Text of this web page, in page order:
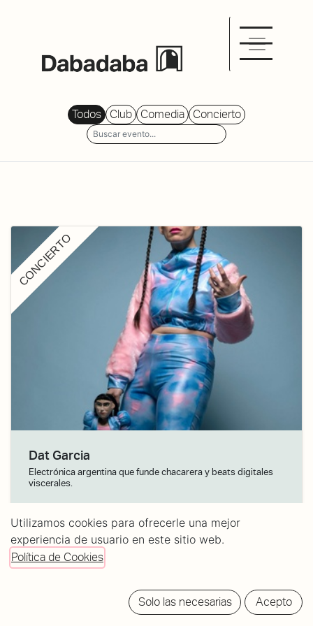
Todos Club Comedia Concierto
CONCIERTO
Dat Garcia
Electrónica argentina que funde chacarera y beats digitales
viscerales.
Tickets: 14
Utilizamos cookies para ofrecerle una mejor
experiencia de usuario en este sitio web.
Política de Cookies
Solo las necesarias Acepto